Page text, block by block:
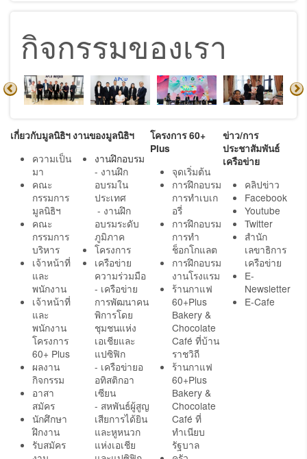
กิจกรรมของเรา
เกี่ยวกับมูลนิธิฯ
ความเป็น
มา
คณะ
กรรมการ
มูลนิธิฯ
คณะ
กรรมการ
บริหาร
เจ้าหน้าที่
และ
พนักงาน
เจ้าหน้าที่
และ
พนักงาน
โครงการ
60+ Plus
ผลงาน
กิจกรรม
อาสา
สมัคร
นักศึกษา
ฝึกงาน
รับสมัคร
งานของมูลนิธิฯ
งานฝึกอบรม
- งานฝึก
อบรมใน
ประเทศ
- งานฝึก
อบรมระดับ
ภูมิภาค
โครงการ
เครือข่าย
ความร่วมมือ
- เครือข่าย
การพัฒนาคน
พิการโดย
ชุมชนแห่ง
เอเชียและ
แปซิฟิก
- เครือข่ายอ
อทิสติกอา
เซียน
- สหพันธ์ผู้สูญ
เสียการได้ยิน
และหูหนวก
แห่งเอเชีย
โครงการ 60+
Plus
จุดเริ่มต้น
การฝึกอบรม
การทำเบเก
อรี่
การฝึกอบรม
การทำ
ช็อกโกแลต
การฝึกอบรม
งานโรงแรม
ร้านกาแฟ
60+Plus
Bakery &
Chocolate
Café ที่บ้าน
ราชวิถี
ร้านกาแฟ
60+Plus
Bakery &
Chocolate
Café ที่
ทำเนียบ
รัฐบาล
ข่าว/การ
ประชาสัมพันธ์
เครือข่าย
คลิปข่าว
Facebook
Youtube
Twitter
สำนัก
เลขาธิการ
เครือข่าย
E-
Newsletter
E-Cafe